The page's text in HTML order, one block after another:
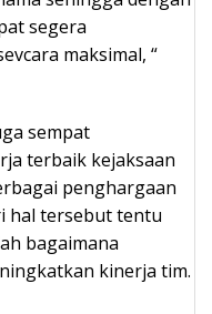
segera
maksimal, “
sempat
terbaik kejaksaan
penghargaan
hal tersebut tentu
bagaimana
kinerja tim.